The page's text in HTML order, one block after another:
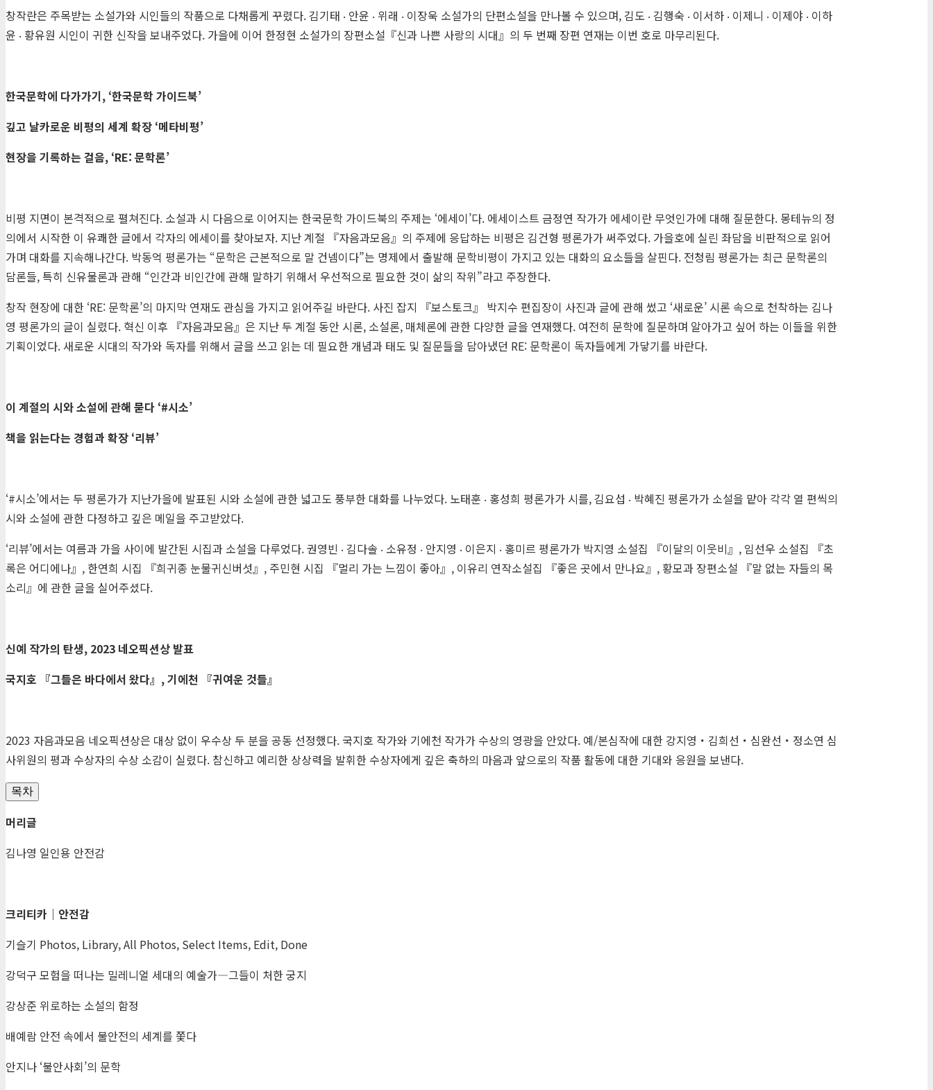
창작란은 주목받는 소설가와 시인들의 작품으로 다채롭게 꾸렸다. 김기태 ‧ 안윤 ‧ 위래 ‧ 이장욱 소설가의 단편소설을 만나볼 수 있으며, 김도 ‧ 김행숙 ‧ 이서하 ‧ 이제니 ‧ 이제야 ‧ 이하
윤 ‧ 황유원 시인이 귀한 신작을 보내주었다. 가을에 이어 한정현 소설가의 장편소설『신과 나쁜 사랑의 시대』의 두 번째 장편 연재는 이번 호로 마무리된다.
한국문학에 다가가기, ‘한국문학 가이드북’
깊고 날카로운 비평의 세계 확장 ‘메타비평’
현장을 기록하는 걸음, ‘RE: 문학론’
비평 지면이 본격적으로 펼쳐진다. 소설과 시 다음으로 이어지는 한국문학 가이드북의 주제는 ‘에세이’다. 에세이스트 금정연 작가가 에세이란 무엇인가에 대해 질문한다. 몽테뉴의 정
의에서 시작한 이 유쾌한 글에서 각자의 에세이를 찾아보자. 지난 계절 『자음과모음』의 주제에 응답하는 비평은 김건형 평론가가 써주었다. 가을호에 실린 좌담을 비판적으로 읽어
가며 대화를 지속해나간다. 박동억 평론가는 “문학은 근본적으로 말 건넴이다”는 명제에서 출발해 문학비평이 가지고 있는 대화의 요소들을 살핀다. 전청림 평론가는 최근 문학론의
담론들, 특히 신유물론과 관해 “인간과 비인간에 관해 말하기 위해서 우선적으로 필요한 것이 삶의 작위”라고 주장한다.
창작 현장에 대한 ‘RE: 문학론’의 마지막 연재도 관심을 가지고 읽어주길 바란다. 사진 잡지 『보스토크』 박지수 편집장이 사진과 글에 관해 썼고 ‘새로운’ 시론 속으로 천착하는 김나
영 평론가의 글이 실렸다. 혁신 이후 『자음과모음』은 지난 두 계절 동안 시론, 소설론, 매체론에 관한 다양한 글을 연재했다. 여전히 문학에 질문하며 알아가고 싶어 하는 이들을 위한
기획이었다. 새로운 시대의 작가와 독자를 위해서 글을 쓰고 읽는 데 필요한 개념과 태도 및 질문들을 담아냈던 RE: 문학론이 독자들에게 가닿기를 바란다.
이 계절의 시와 소설에 관해 묻다 ‘#시소’
책을 읽는다는 경험과 확장 ‘리뷰’
‘#시소’에서는 두 평론가가 지난가을에 발표된 시와 소설에 관한 넓고도 풍부한 대화를 나누었다. 노태훈 ‧ 홍성희 평론가가 시를, 김요섭 ‧ 박혜진 평론가가 소설을 맡아 각각 열 편씩의
시와 소설에 관한 다정하고 깊은 메일을 주고받았다.
‘리뷰’에서는 여름과 가을 사이에 발간된 시집과 소설을 다루었다. 권영빈 ‧ 김다솔 ‧ 소유정 ‧ 안지영 ‧ 이은지 ‧ 홍미르 평론가가 박지영 소설집 『이달의 이웃비』, 임선우 소설집 『초
록은 어디에나』, 한연희 시집 『희귀종 눈물귀신버섯』, 주민현 시집 『멀리 가는 느낌이 좋아』, 이유리 연작소설집 『좋은 곳에서 만나요』, 황모과 장편소설 『말 없는 자들의 목
소리』에 관한 글을 실어주셨다.
신예 작가의 탄생, 2023 네오픽션상 발표
국지호 『그들은 바다에서 왔다』 ,기에천 『귀여운 것들』
2023 자음과모음 네오픽션상은 대상 없이 우수상 두 분을 공동 선정했다. 국지호 작가와 기에천 작가가 수상의 영광을 안았다. 예/본심작에 대한 강지영・김희선・심완선・정소연 심
사위원의 평과 수상자의 수상 소감이 실렸다. 참신하고 예리한 상상력을 발휘한 수상자에게 깊은 축하의 마음과 앞으로의 작품 활동에 대한 기대와 응원을 보낸다.
목차
머리글
김나영 일인용 안전감
크리티카 ｜ 안전감
기슬기 Photos, Library, All Photos, Select Items, Edit, Done
강덕구 모험을 떠나는 밀레니얼 세대의 예술가―그들이 처한 궁지
강상준 위로하는 소설의 함정
배예람 안전 속에서 불안전의 세계를 쫓다
안지나 ‘불안사회’의 문학